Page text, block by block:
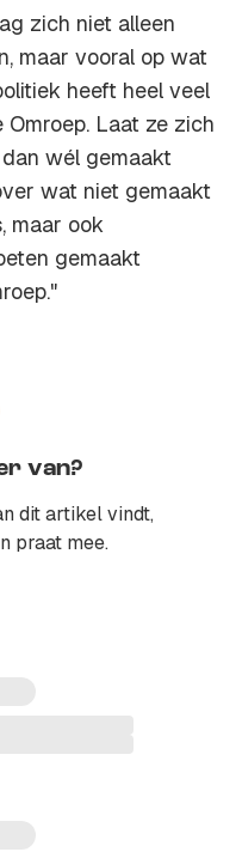
zich niet alleen
maar vooral op wat
heeft heel veel
Laat ze zich
wél gemaakt
wat niet gemaakt
maar ook
gemaakt
van?
dit artikel vindt,
praat mee.